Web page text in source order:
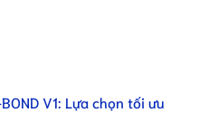
V1: Lựa chọn tối ưu